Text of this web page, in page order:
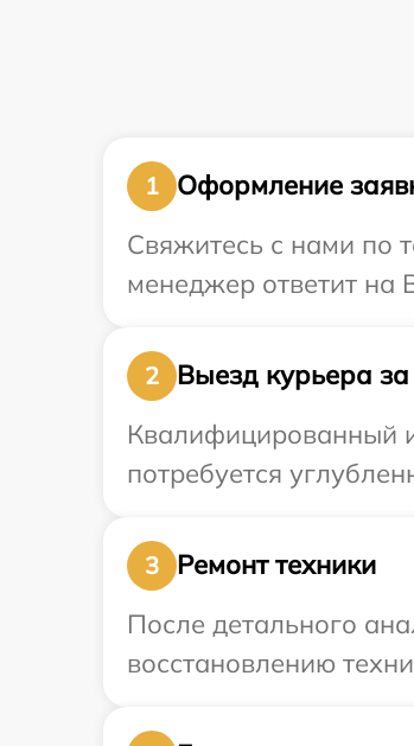
1
Оформление
Свяжитесь с нами по
менеджер ответит на
2
Выезд курьера
Квалифицированный
потребуется
3
Ремонт техники
После детального
восстановлению